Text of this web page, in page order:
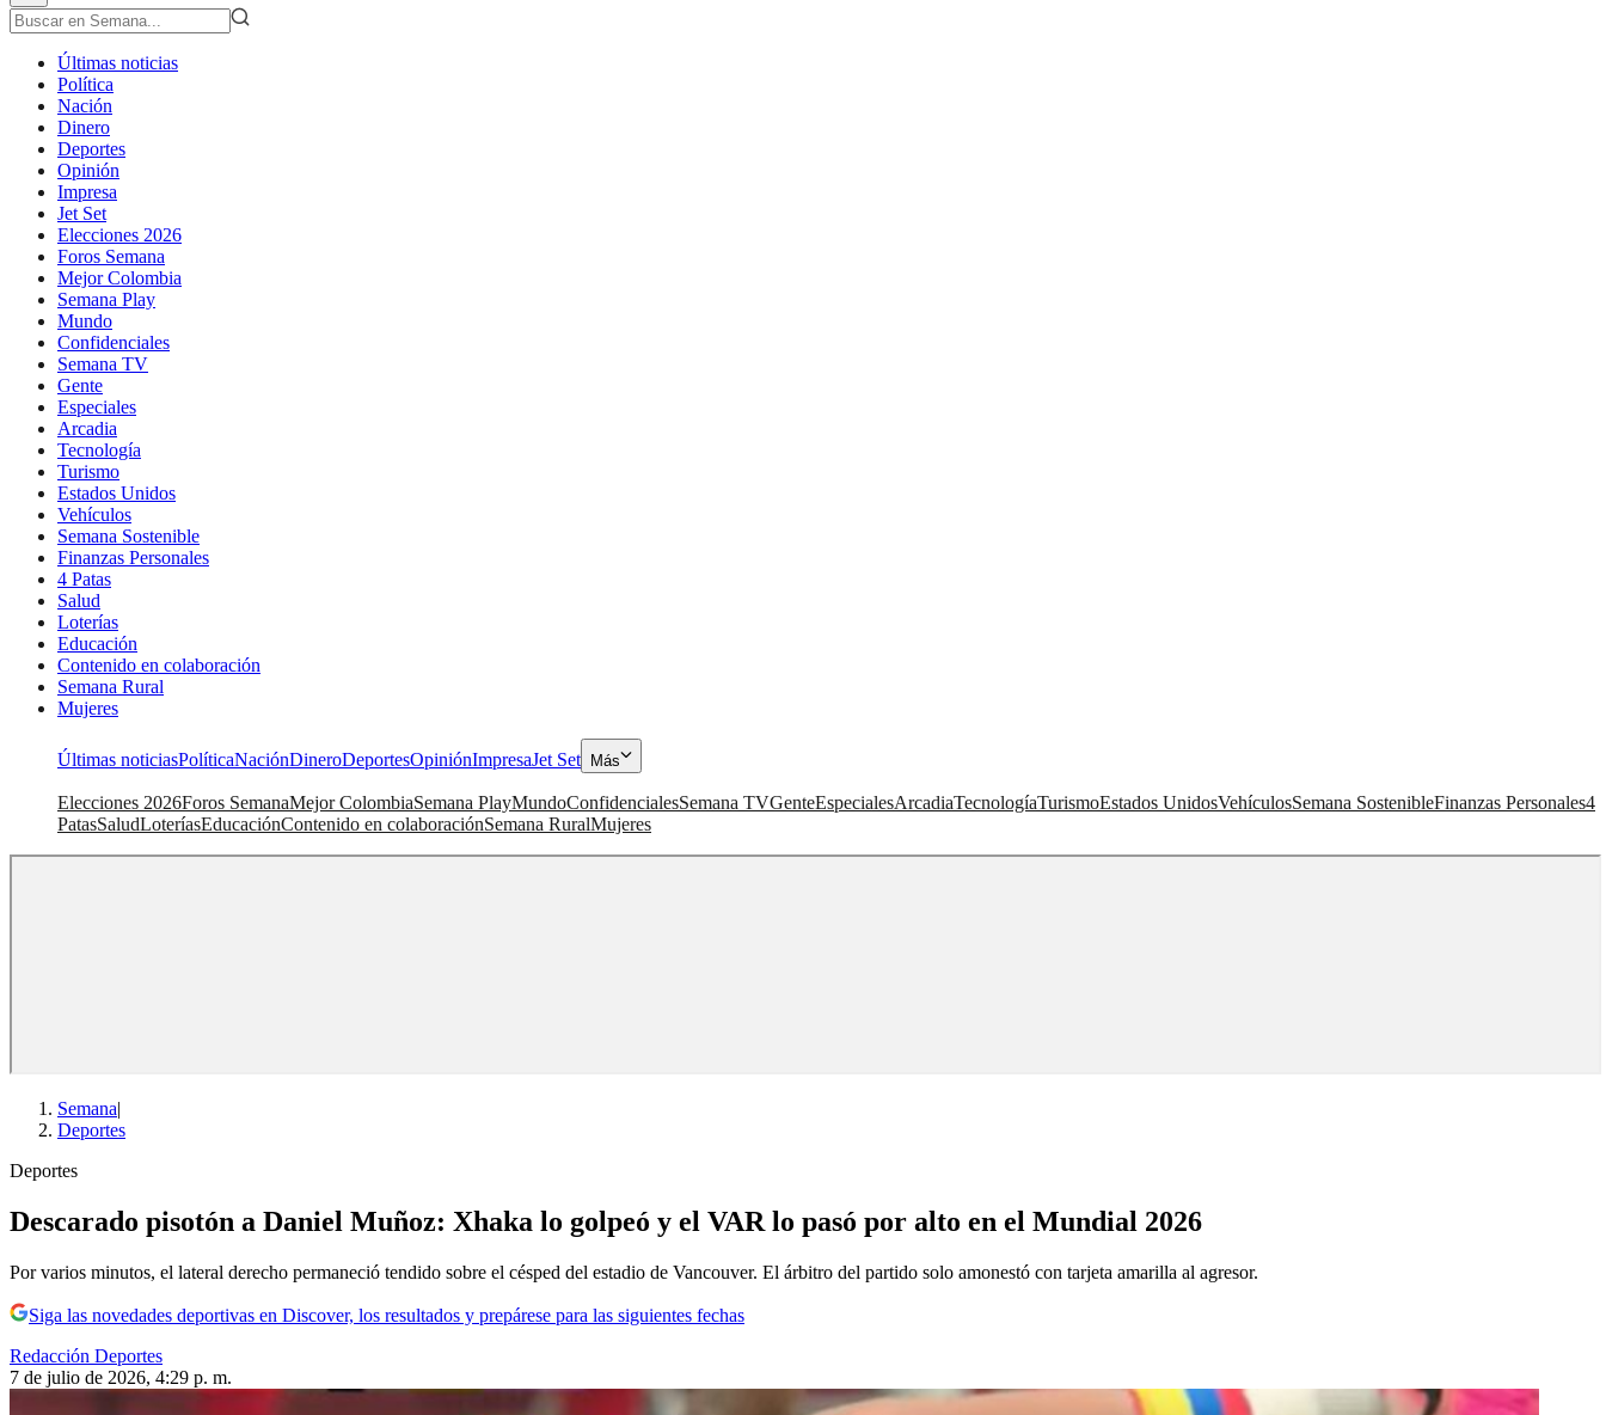
Últimas noticias
Política
Nación
Dinero
Deportes
Opinión
Impresa
Jet Set
Elecciones 2026
Foros Semana
Mejor Colombia
Semana Play
Mundo
Confidenciales
Semana TV
Gente
Especiales
Arcadia
Tecnología
Turismo
Estados Unidos
Vehículos
Semana Sostenible
Finanzas Personales
4 Patas
Salud
Loterías
Educación
Contenido en colaboración
Semana Rural
Mujeres
Últimas noticiasPolíticaNaciónDineroDeportesOpiniónImpresaJet Set Más
Elecciones 2026Foros SemanaMejor ColombiaSemana PlayMundoConfidencialesSemana TVGenteEspecialesArcadiaTecnologíaTurismoEstados UnidosVehículosSemana SostenibleFinanzas Personales4
PatasSaludLoteríasEducaciónContenido en colaboraciónSemana RuralMujeres
Semana|
Deportes
Deportes
Descarado pisotón a Daniel Muñoz: Xhaka lo golpeó y el VAR lo pasó por alto en el Mundial 2026
Por varios minutos, el lateral derecho permaneció tendido sobre el césped del estadio de Vancouver. El árbitro del partido solo amonestó con tarjeta amarilla al agresor.
Siga las novedades deportivas en Discover, los resultados y prepárese para las siguientes fechas
Redacción Deportes
7 de julio de 2026, 4:29 p. m.